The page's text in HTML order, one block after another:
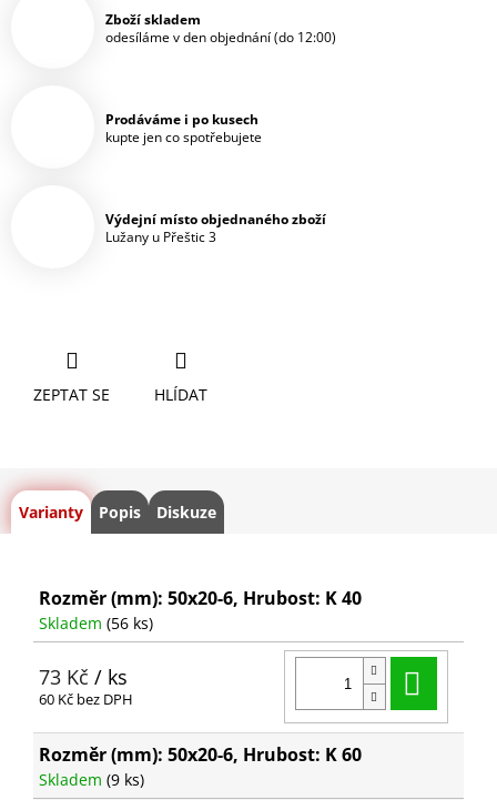
Zboží skladem
odesíláme v den objednání (do 12:00)
Prodáváme i po kusech
kupte jen co spotřebujete
Výdejní místo objednaného zboží
Lužany u Přeštic 3
ZEPTAT SE HLÍDAT
Varianty Popis Diskuze
Rozměr (mm): 50x20-6, Hrubost: K 40
Skladem (56 ks)
73 Kč / ks
60 Kč bez DPH
Rozměr (mm): 50x20-6, Hrubost: K 60
Skladem (9 ks)